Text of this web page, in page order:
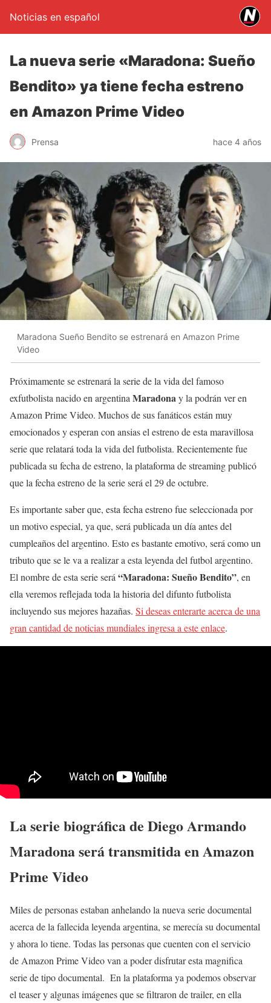
Noticias en español
La nueva serie «Maradona: Sueño
Bendito» ya tiene fecha estreno
en Amazon Prime Video
Prensa hace 4 años
Maradona Sueño Bendito se estrenará en Amazon Prime
Video
Próximamente se estrenará la serie de la vida del famoso
exfutbolista nacido en argentina Maradonay la podrán ver en
Amazon Prime Video. Muchos de sus fanáticos están muy
emocionados y esperan con ansias el estreno de esta maravillosa
serie que relatará toda la vida del futbolista. Recientemente fue
publicada su fecha de estreno, la plataforma de streaming publicó
que la fecha estreno de la serie será el 29 de octubre.
Es importante saber que, esta fecha estreno fue seleccionada por
un motivo especial, ya que, será publicada un día antes del
cumpleaños del argentino. Esto es bastante emotivo, será como un
tributo que se le va a realizar a esta leyenda del futbol argentino.
El nombre de esta serie será “Maradona: Sueño Bendito”, en
ella veremos reflejada toda la historia del difunto futbolista
incluyendo sus mejores hazañas. Si deseas enterarte acerca de una
gran cantidad de noticias mundiales ingresa a este enlace.
La serie biográfica de Diego Armando
Maradona será transmitida en Amazon
Prime Video
Miles de personas estaban anhelando la nueva serie documental
acerca de la fallecida leyenda argentina, se merecía su documental
y ahora lo tiene. Todas las personas que cuenten con el servicio
de Amazon Prime Video van a poder disfrutar esta magnifica
serie de tipo documental. En la plataforma ya podemos observar
el teaser y algunas imágenes que se filtraron de trailer, en ella